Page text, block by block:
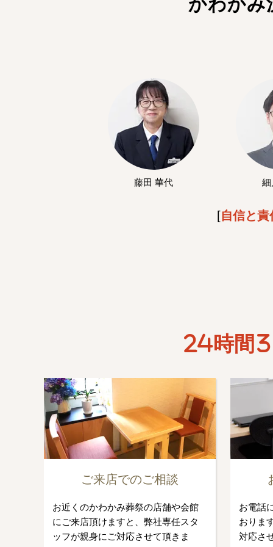
藤田 華代 細
[自信と責
24時間
ご来店でのご相談
お近くのかわかみ葬祭の店舗や会館
にご来店頂けますと、弊社専任スタ
ッフが親身にご対応させて頂きま
お電話
おりま
対応さ